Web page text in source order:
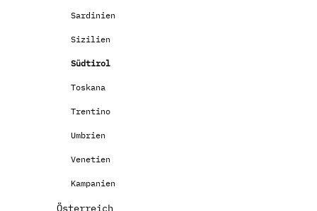
Sardinien
Sizilien
Südtirol
Toskana
Trentino
Umbrien
Venetien
Kampanien
Österreich